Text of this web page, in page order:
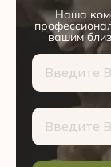
Наша
вашим